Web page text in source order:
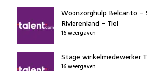
Woonzorghulp Belcanto –
Rivierenland – Tiel
16 weergaven
Stage winkelmedewerker
16 weergaven